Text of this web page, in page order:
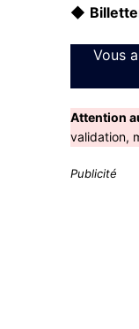
◆
Vous
Attention
validation,
Publicité